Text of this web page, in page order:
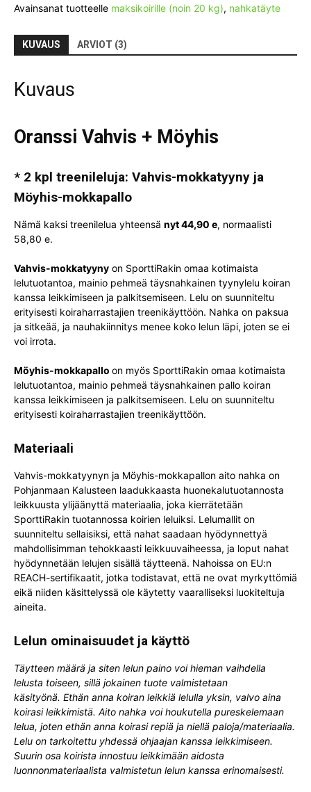
Avainsanat tuotteelle maksikoirille (noin 20 kg), nahkatäyte
KUVAUS ARVIOT (3)
Kuvaus
Oranssi Vahvis + Möyhis
* 2 kpl treenileluja: Vahvis-mokkatyyny ja
Möyhis-mokkapallo
Nämä kaksi treenilelua yhteensä nyt 44,90 e, normaalisti
58,80 e.
Vahvis-mokkatyyny on SporttiRakin omaa kotimaista
lelutuotantoa, mainio pehmeä täysnahkainen tyynylelu koiran
kanssa leikkimiseen ja palkitsemiseen. Lelu on suunniteltu
erityisesti koiraharrastajien treenikäyttöön. Nahka on paksua
ja sitkeää, ja nauhakiinnitys menee koko lelun läpi, joten se ei
voi irrota.
Möyhis-mokkapallo on myös SporttiRakin omaa kotimaista
lelutuotantoa, mainio pehmeä täysnahkainen pallo koiran
kanssa leikkimiseen ja palkitsemiseen. Lelu on suunniteltu
erityisesti koiraharrastajien treenikäyttöön.
Materiaali
Vahvis-mokkatyynyn ja Möyhis-mokkapallon aito nahka on
Pohjanmaan Kalusteen laadukkaasta huonekalutuotannosta
leikkuusta ylijäänyttä materiaalia, joka kierrätetään
SporttiRakin tuotannossa koirien leluiksi. Lelumallit on
suunniteltu sellaisiksi, että nahat saadaan hyödynnettyä
mahdollisimman tehokkaasti leikkuuvaiheessa, ja loput nahat
hyödynnetään lelujen sisällä täytteenä. Nahoissa on EU:n
REACH-sertifikaatit, jotka todistavat, että ne ovat myrkyttömiä
eikä niiden käsittelyssä ole käytetty vaaralliseksi luokiteltuja
aineita.
Lelun ominaisuudet ja käyttö
Täytteen määrä ja siten lelun paino voi hieman vaihdella
lelusta toiseen, sillä jokainen tuote valmistetaan
käsityönä. Ethän anna koiran leikkiä lelulla yksin, valvo aina
koirasi leikkimistä. Aito nahka voi houkutella pureskelemaan
lelua, joten ethän anna koirasi repiä ja niellä paloja/materiaalia.
Lelu on tarkoitettu yhdessä ohjaajan kanssa leikkimiseen.
Suurin osa koirista innostuu leikkimään aidosta
luonnonmateriaalista valmistetun lelun kanssa erinomaisesti.